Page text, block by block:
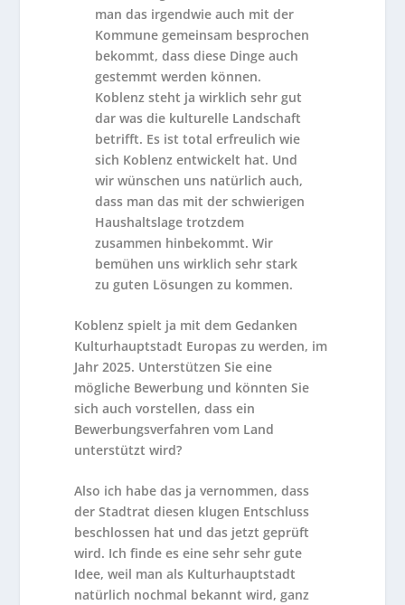
man das irgendwie auch mit der
Kommune gemeinsam besprochen
bekommt, dass diese Dinge auch
gestemmt werden können.
Koblenz steht ja wirklich sehr gut
dar was die kulturelle Landschaft
betrifft. Es ist total erfreulich wie
sich Koblenz entwickelt hat. Und
wir wünschen uns natürlich auch,
dass man das mit der schwierigen
Haushaltslage trotzdem
zusammen hinbekommt. Wir
bemühen uns wirklich sehr stark
zu guten Lösungen zu kommen.
Koblenz spielt ja mit dem Gedanken
Kulturhauptstadt Europas zu werden, im
Jahr 2025. Unterstützen Sie eine
mögliche Bewerbung und könnten Sie
sich auch vorstellen, dass ein
Bewerbungsverfahren vom Land
unterstützt wird?
Also ich habe das ja vernommen, dass
der Stadtrat diesen klugen Entschluss
beschlossen hat und das jetzt geprüft
wird. Ich finde es eine sehr sehr gute
Idee, weil man als Kulturhauptstadt
natürlich nochmal bekannt wird, ganz